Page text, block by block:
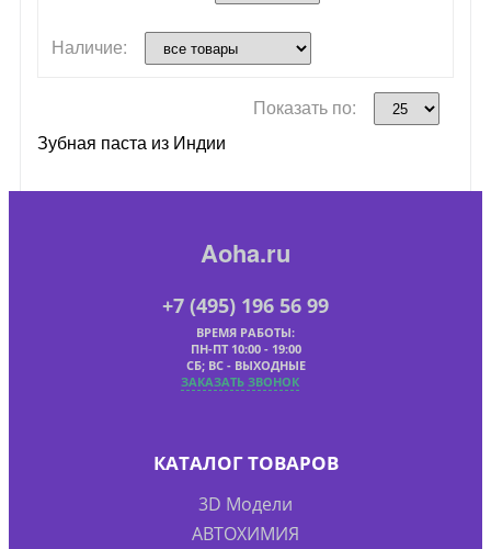
Наличие:
Показать по:
Зубная паста из Индии
Aoha.ru
+7 (495) 196 56 99
ВРЕМЯ РАБОТЫ:
ПН-ПТ 10:00 - 19:00
СБ; ВС - ВЫХОДНЫЕ
ЗАКАЗАТЬ ЗВОНОК
КАТАЛОГ ТОВАРОВ
3D Модели
АВТОХИМИЯ